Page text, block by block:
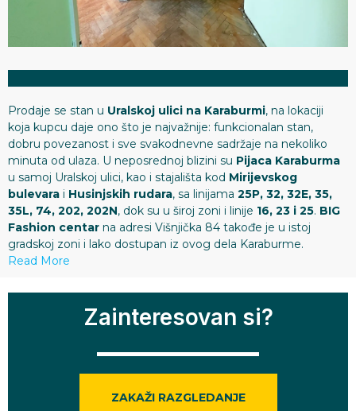
Prodaje se stan u Uralskoj ulici na Karaburmi, na lokaciji
koja kupcu daje ono što je najvažnije: funkcionalan stan,
dobru povezanost i sve svakodnevne sadržaje na nekoliko
minuta od ulaza. U neposrednoj blizini su Pijaca Karaburma
u samoj Uralskoj ulici, kao i stajališta kod Mirijevskog
bulevara i Husinjskih rudara, sa linijama 25P, 32, 32E, 35,
35L, 74, 202, 202N, dok su u široj zoni i linije 16, 23 i 25. BIG
Fashion centar na adresi Višnjička 84 takođe je u istoj
gradskoj zoni i lako dostupan iz ovog dela Karaburme.
Read More
Zainteresovan si?
ZAKAŽI RAZGLEDANJE